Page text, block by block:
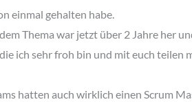
einmal gehalten habe.
Thema war jetzt über 2 Jahre her
ich sehr froh bin und mit euch teilen
hatten auch wirklich einen Scrum